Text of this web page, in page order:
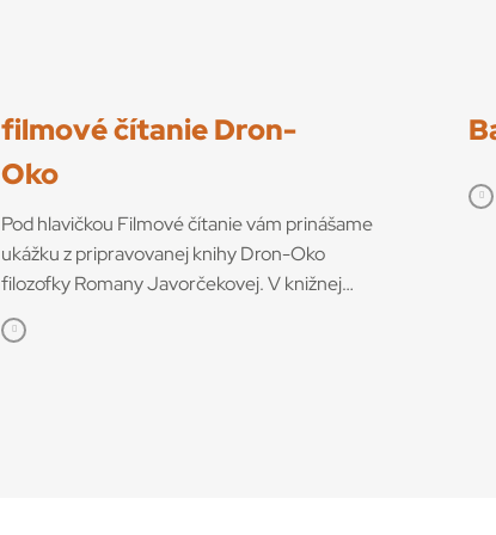
filmové čítanie Dron-
Oko
Pod hlavičkou Filmové čítanie vám prinášame
ukážku z pripravovanej knihy Dron-Oko
filozofky Romany Javorčekovej. V knižnej
edícii časopisu Kino-Ikon Cinestézia ju onedlho
vydá Slovenský filmový ústav. V knihe sa